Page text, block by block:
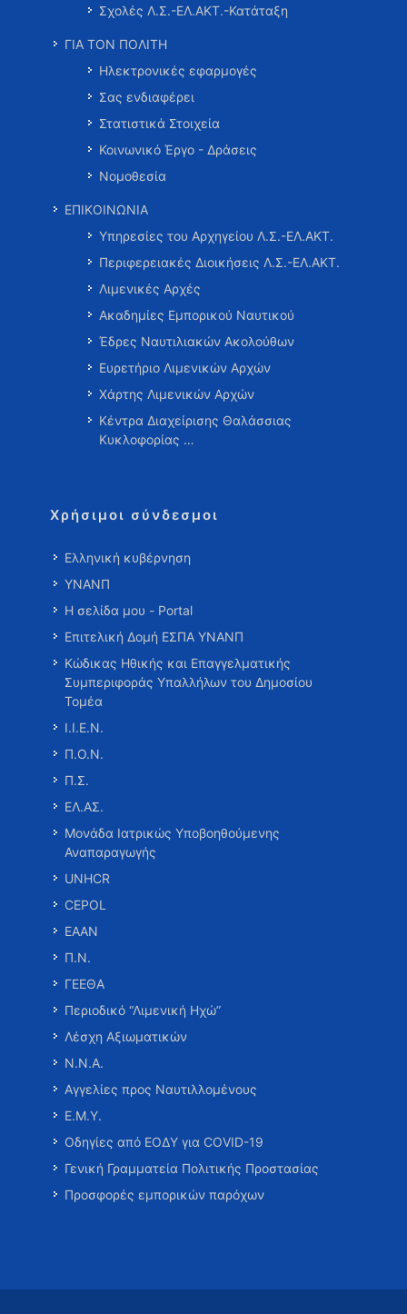
Σχολές Λ.Σ.-ΕΛ.ΑΚΤ.-Κατάταξη
ΓΙΑ ΤΟΝ ΠΟΛΙΤΗ
Ηλεκτρονικές εφαρμογές
Σας ενδιαφέρει
Στατιστικά Στοιχεία
Κοινωνικό Έργο - Δράσεις
Νομοθεσία
ΕΠΙΚΟΙΝΩΝΙΑ
Υπηρεσίες του Αρχηγείου Λ.Σ.-ΕΛ.ΑΚΤ.
Περιφερειακές Διοικήσεις Λ.Σ.-ΕΛ.ΑΚΤ.
Λιμενικές Αρχές
Ακαδημίες Εμπορικού Ναυτικού
Έδρες Ναυτιλιακών Ακολούθων
Ευρετήριο Λιμενικών Αρχών
Χάρτης Λιμενικών Αρχών
Κέντρα Διαχείρισης Θαλάσσιας
Κυκλοφορίας …
Χρήσιμοι σύνδεσμοι
Ελληνική κυβέρνηση
ΥΝΑΝΠ
Η σελίδα μου - Portal
Επιτελική Δομή ΕΣΠΑ ΥΝΑΝΠ
Κώδικας Ηθικής και Επαγγελματικής
Συμπεριφοράς Υπαλλήλων του Δημοσίου
Τομέα
Ι.Ι.Ε.Ν.
Π.Ο.Ν.
Π.Σ.
ΕΛ.ΑΣ.
Μονάδα Ιατρικώς Υποβοηθούμενης
Αναπαραγωγής
UNHCR
CEPOL
ΕΑΑΝ
Π.Ν.
ΓΕΕΘΑ
Περιοδικό “Λιμενική Ηχώ”
Λέσχη Αξιωματικών
Ν.Ν.Α.
Αγγελίες προς Ναυτιλλομένους
Ε.Μ.Υ.
Οδηγίες από ΕΟΔΥ για COVID-19
Γενική Γραμματεία Πολιτικής Προστασίας
Προσφορές εμπορικών παρόχων